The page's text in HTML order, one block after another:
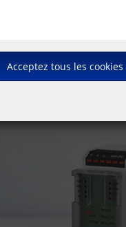
Acceptez tous les cookies